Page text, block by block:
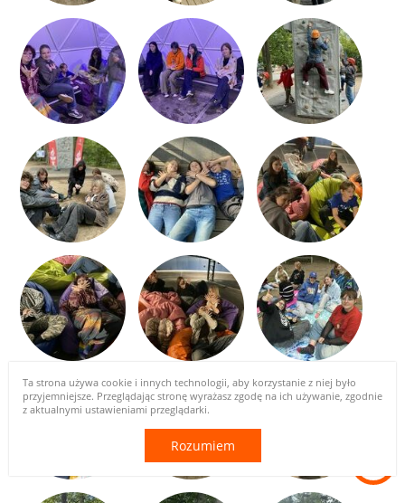
Ta strona używa cookie i innych technologii, aby korzystanie z niej było
przyjemniejsze. Przeglądając stronę wyrażasz zgodę na ich używanie, zgodnie
z aktualnymi ustawieniami przeglądarki.
Rozumiem